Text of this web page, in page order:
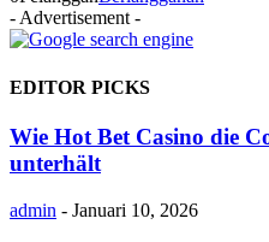
- Advertisement -
EDITOR PICKS
Wie Hot Bet Casino die
unterhält
admin - Januari 10, 2026